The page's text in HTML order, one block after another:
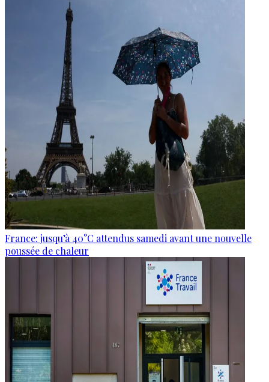
France: jusqu’à 40°C attendus samedi avant une nouvelle
poussée de chaleur